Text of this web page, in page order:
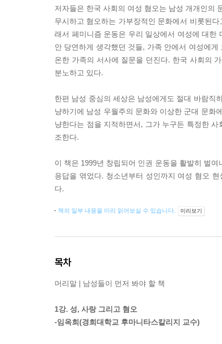
저자들은 한국 사회의 여성 혐오는 남성 개개인의
무시하고 혐오하는 가부장적인 문화에서 비롯된
래서 페미니즘 운동은 우리 일상에서 여성에 대
안 당연하게 생각했던 것들, 가족 안에서 여성에
온한 가족의 서사에 질문을 던진다. 한국 사회의
분노하고 있다.
한편 남성 중심의 세상은 남성에게도 절대 바람직
냥하기에 남성 우월주의 문화와 이상한 군대 문화
냥한다는 점을 지적하면서, 그가 누구든 특정한
조한다.
이 책은 1999년 창립되어 인권 운동을 활발히 벌
응답을 엮었다. 청소년부터 성인까지 여성 혐오
다.
책의 일부 내용을 미리 읽어보실 수 있습니다. 미리보기
목차
머리말 | 남성들이 먼저 봐야 할 책
1강. 성, 사랑 그리고 혐오
-임옥희(경희대학교 후마니타스칼리지 교수)